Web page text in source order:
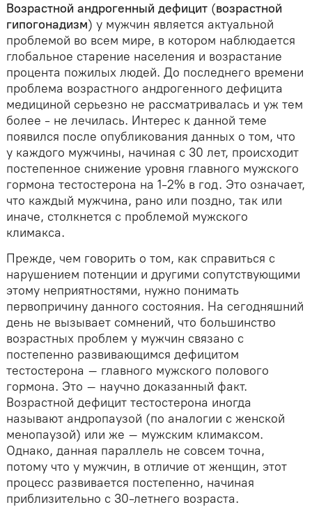
Возрастной андрогенный дефицит (возрастной
гипогонадизм) у мужчин является актуальной
проблемой во всем мире, в котором наблюдается
глобальное старение населения и возрастание
процента пожилых людей. До последнего времени
проблема возрастного андрогенного дефицита
медициной серьезно не рассматривалась и уж тем
более - не лечилась. Интерес к данной теме
появился после опубликования данных о том, что
у каждого мужчины, начиная с 30 лет, происходит
постепенное снижение уровня главного мужского
гормона тестостерона на 1-2% в год. Это означает,
что каждый мужчина, рано или поздно, так или
иначе, столкнется с проблемой мужского
климакса.
Прежде, чем говорить о том, как справиться с
нарушением потенции и другими сопутствующими
этому неприятностями, нужно понимать
первопричину данного состояния. На сегодняшний
день не вызывает сомнений, что большинство
возрастных проблем у мужчин связано с
постепенно развивающимся дефицитом
тестостерона – главного мужского полового
гормона. Это – научно доказанный факт.
Возрастной дефицит тестостерона иногда
называют андропаузой (по аналогии с женской
менопаузой) или же – мужским климаксом.
Однако, данная параллель не совсем точна,
потому что у мужчин, в отличие от женщин, этот
процесс развивается постепенно, начиная
приблизительно с 30-летнего возраста.